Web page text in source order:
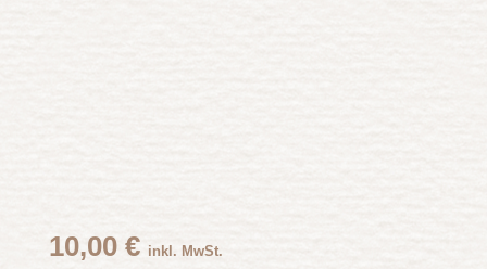
10,00 € inkl. MwSt.